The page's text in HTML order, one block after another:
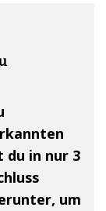
du in nur 3
um